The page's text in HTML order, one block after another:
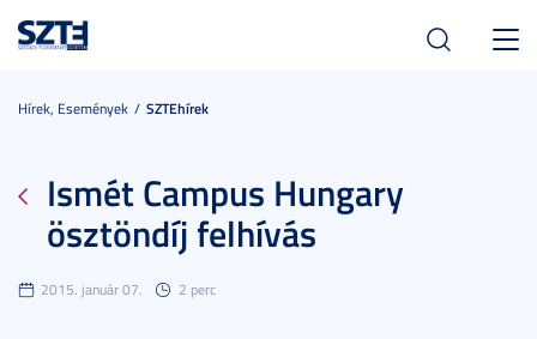
Hírek, Események SZTEhírek
Ismét Campus Hungary
ösztöndíj felhívás
2015. január 07. 2 perc